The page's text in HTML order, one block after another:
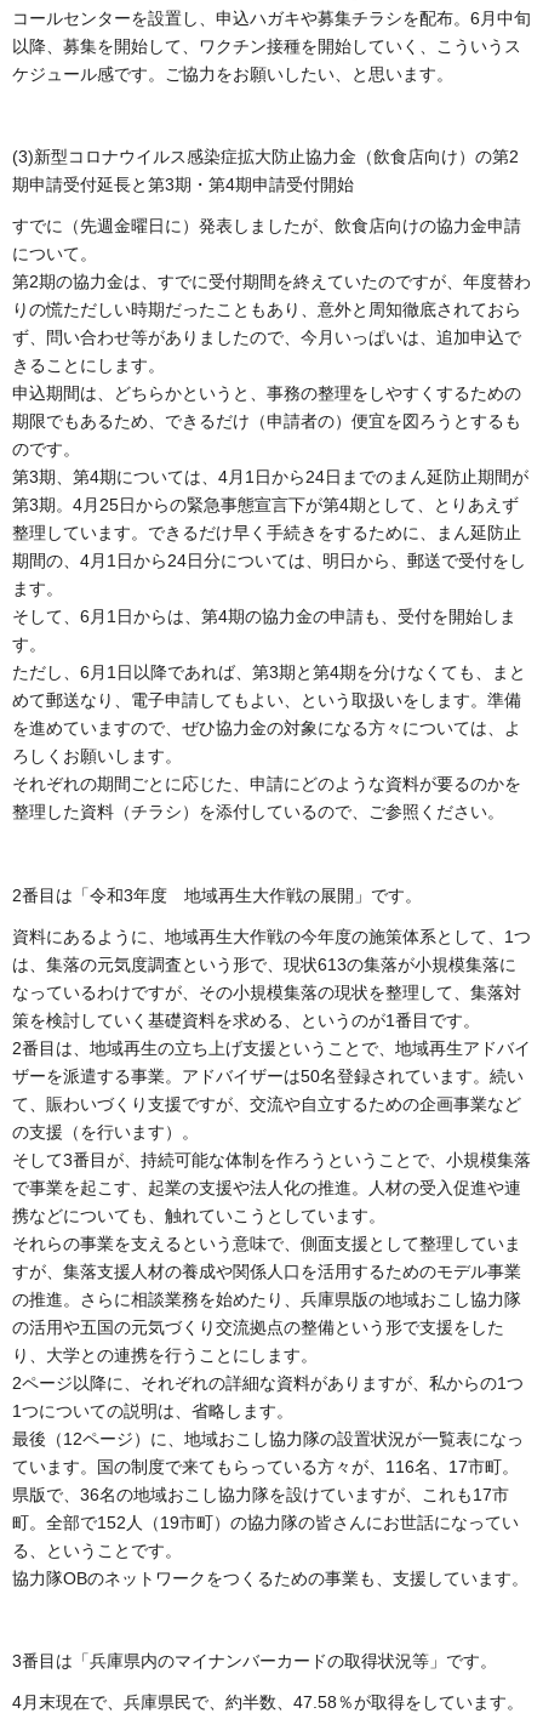
コールセンターを設置し、申込ハガキや募集チラシを配布。6月中旬
以降、募集を開始して、ワクチン接種を開始していく、こういうス
ケジュール感です。ご協力をお願いしたい、と思います。
(3)新型コロナウイルス感染症拡大防止協力金（飲食店向け）の第2
期申請受付延長と第3期・第4期申請受付開始
すでに（先週金曜日に）発表しましたが、飲食店向けの協力金申請
について。
第2期の協力金は、すでに受付期間を終えていたのですが、年度替わ
りの慌ただしい時期だったこともあり、意外と周知徹底されておら
ず、問い合わせ等がありましたので、今月いっぱいは、追加申込で
きることにします。
申込期間は、どちらかというと、事務の整理をしやすくするための
期限でもあるため、できるだけ（申請者の）便宜を図ろうとするも
のです。
第3期、第4期については、4月1日から24日までのまん延防止期間が
第3期。4月25日からの緊急事態宣言下が第4期として、とりあえず
整理しています。できるだけ早く手続きをするために、まん延防止
期間の、4月1日から24日分については、明日から、郵送で受付をし
ます。
そして、6月1日からは、第4期の協力金の申請も、受付を開始しま
す。
ただし、6月1日以降であれば、第3期と第4期を分けなくても、まと
めて郵送なり、電子申請してもよい、という取扱いをします。準備
を進めていますので、ぜひ協力金の対象になる方々については、よ
ろしくお願いします。
それぞれの期間ごとに応じた、申請にどのような資料が要るのかを
整理した資料（チラシ）を添付しているので、ご参照ください。
2番目は「令和3年度 地域再生大作戦の展開」です。
資料にあるように、地域再生大作戦の今年度の施策体系として、1つ
は、集落の元気度調査という形で、現状613の集落が小規模集落に
なっているわけですが、その小規模集落の現状を整理して、集落対
策を検討していく基礎資料を求める、というのが1番目です。
2番目は、地域再生の立ち上げ支援ということで、地域再生アドバイ
ザーを派遣する事業。アドバイザーは50名登録されています。続い
て、賑わいづくり支援ですが、交流や自立するための企画事業など
の支援（を行います）。
そして3番目が、持続可能な体制を作ろうということで、小規模集落
で事業を起こす、起業の支援や法人化の推進。人材の受入促進や連
携などについても、触れていこうとしています。
それらの事業を支えるという意味で、側面支援として整理していま
すが、集落支援人材の養成や関係人口を活用するためのモデル事業
の推進。さらに相談業務を始めたり、兵庫県版の地域おこし協力隊
の活用や五国の元気づくり交流拠点の整備という形で支援をした
り、大学との連携を行うことにします。
2ページ以降に、それぞれの詳細な資料がありますが、私からの1つ
1つについての説明は、省略します。
最後（12ページ）に、地域おこし協力隊の設置状況が一覧表になっ
ています。国の制度で来てもらっている方々が、116名、17市町。
県版で、36名の地域おこし協力隊を設けていますが、これも17市
町。全部で152人（19市町）の協力隊の皆さんにお世話になってい
る、ということです。
協力隊OBのネットワークをつくるための事業も、支援しています。
3番目は「兵庫県内のマイナンバーカードの取得状況等」です。
4月末現在で、兵庫県民で、約半数、47.58％が取得をしています。